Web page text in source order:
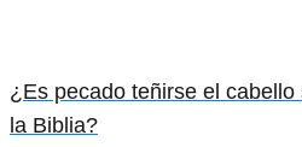
¿Es pecado teñirse el cabello
la Biblia?